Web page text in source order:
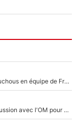
Olise, Doué, Cherki… Zidane a déjà choisi ses chouchous en équipe de France ? L’IA annonce des surprises sans Kylian Mbappé !
Amine Gouiri est très inquiet du mercato : Une discussion avec l'OM pour acter son transfert !